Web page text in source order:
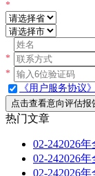
*
*
*
《用户服务协议》
点击查看意向评估报
热门文章
02-242026
02-242026
02-242026